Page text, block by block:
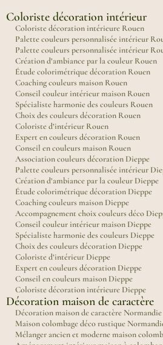
Coloriste décoration intérieur
Coloriste décoration intérieure Rouen
Palette couleurs personnalisée intérieur
Palette couleurs personnalisée intérieur
Création d’ambiance par la couleur Rouen
Étude colorimétrique décoration Rouen
Coaching couleurs maison Rouen
Conseil couleur intérieur maison Rouen
Spécialiste harmonie des couleurs Rouen
Choix des couleurs décoration Rouen
Coloriste d’intérieur Rouen
Expert en couleurs décoration Rouen
Conseil en couleurs maison Rouen
Association couleurs décoration Dieppe
Palette couleurs personnalisée intérieur
Création d’ambiance par la couleur Dieppe
Étude colorimétrique décoration Dieppe
Coaching couleurs maison Dieppe
Accompagnement choix couleurs déco
Conseil couleur intérieur maison Dieppe
Spécialiste harmonie des couleurs Dieppe
Choix des couleurs décoration Dieppe
Coloriste d’intérieur Dieppe
Expert en couleurs décoration Dieppe
Conseil en couleurs maison Dieppe
Coloriste décoration intérieure Dieppe
Décoration maison de caractère
Décoration maison de caractère Normandie
Maison colombage déco rustique
Mélanger ancien et moderne maison